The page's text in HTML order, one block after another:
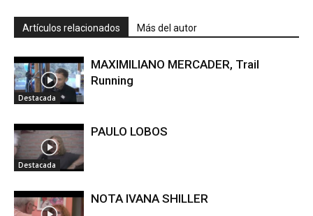
Artículos relacionados Más del autor
Destacada
MAXIMILIANO MERCADER, Trail
Running
Destacada
PAULO LOBOS
NOTA IVANA SHILLER